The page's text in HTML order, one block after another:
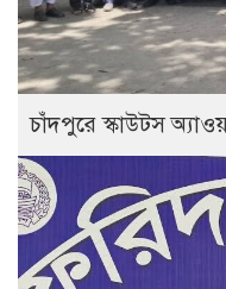
চাঁদপুরে স্কাউটস